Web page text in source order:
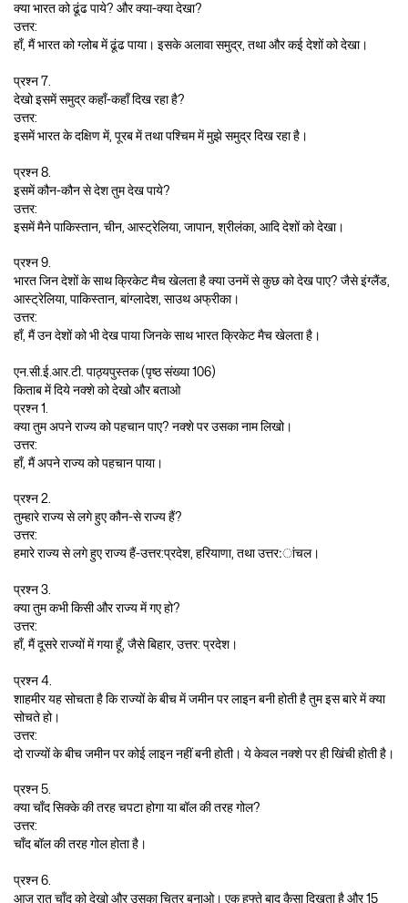
क्या भारत को ढूंढ पाये? और क्या-क्या देखा?
उत्तर:
हाँ, मैं भारत को ग्लोब में ढूंढ पाया। इसके अलावा समुद्र, तथा और कई देशों को देखा।
प्रश्न 7.
देखो इसमें समुद्र कहाँ-कहाँ दिख रहा है?
उत्तर:
इसमें भारत के दक्षिण में, पूरब में तथा पश्चिम में मुझे समुद्र दिख रहा है।
प्रश्न 8.
इसमें कौन-कौन से देश तुम देख पाये?
उत्तर:
इसमें मैने पाकिस्तान, चीन, आस्ट्रेलिया, जापान, श्रीलंका, आदि देशों को देखा।
प्रश्न 9.
भारत जिन देशों के साथ क्रिकेट मैच खेलता है क्या उनमें से कुछ को देख पाए? जैसे इंग्लैंड,
आस्ट्रेलिया, पाकिस्तान, बांग्लादेश, साउथ अफ्रीका।
उत्तर:
हाँ, मैं उन देशों को भी देख पाया जिनके साथ भारत क्रिकेट मैच खेलता है।
एन.सी.ई.आर.टी. पाठ्यपुस्तक (पृष्ठ संख्या 106)
किताब में दिये नक्शे को देखो और बताओ
प्रश्न 1.
क्या तुम अपने राज्य को पहचान पाए? नक्शे पर उसका नाम लिखो।
उत्तर:
हाँ, मैं अपने राज्य को पहचान पाया।
प्रश्न 2.
तुम्हारे राज्य से लगे हुए कौन-से राज्य हैं?
उत्तर:
हमारे राज्य से लगे हुए राज्य हैं-उत्तर:प्रदेश, हरियाणा, तथा उत्तर:ांचल।
प्रश्न 3.
क्या तुम कभी किसी और राज्य में गए हो?
उत्तर:
हाँ, मैं दूसरे राज्यों में गया हूँ, जैसे बिहार, उत्तर: प्रदेश।
प्रश्न 4.
शाहमीर यह सोचता है कि राज्यों के बीच में जमीन पर लाइन बनी होती है तुम इस बारे में क्या
सोचते हो।
उत्तर:
दो राज्यों के बीच जमीन पर कोई लाइन नहीं बनी होती। ये केवल नक्शे पर ही खिंची होती है।
प्रश्न 5.
क्या चाँद सिक्के की तरह चपटा होगा या बॉल की तरह गोल?
उत्तर:
चाँद बॉल की तरह गोल होता है।
प्रश्न 6.
आज रात चाँद को देखो और उसका चित्र बनाओ। एक हफ्ते बाद कैसा दिखता है और 15